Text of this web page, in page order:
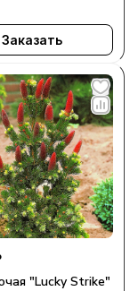
Заказать
"Lucky Strike"